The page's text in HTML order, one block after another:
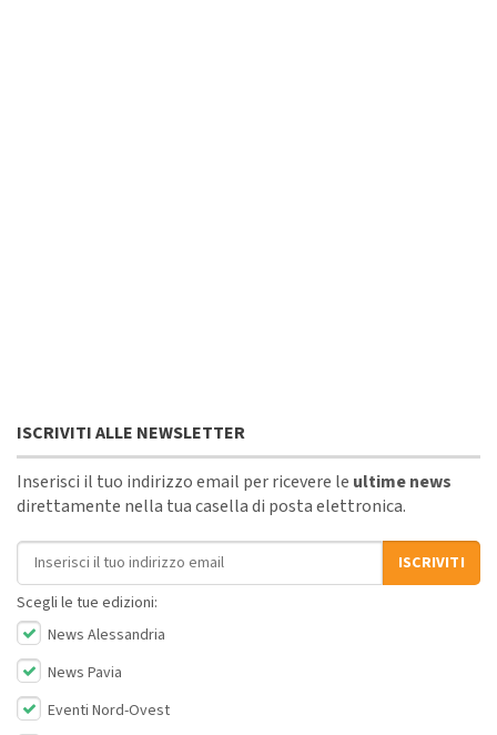
ISCRIVITI ALLE NEWSLETTER
Inserisci il tuo indirizzo email per ricevere le ultime news
direttamente nella tua casella di posta elettronica.
Indirizzo email
ISCRIVITI
Scegli le tue edizioni:
News Alessandria
News Pavia
Eventi Nord-Ovest